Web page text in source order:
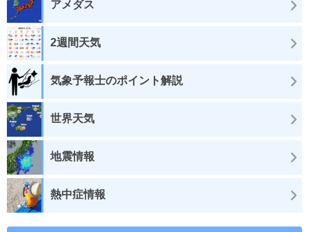
アメダス
2週間天気
気象予報士のポイント解説
世界天気
地震情報
熱中症情報